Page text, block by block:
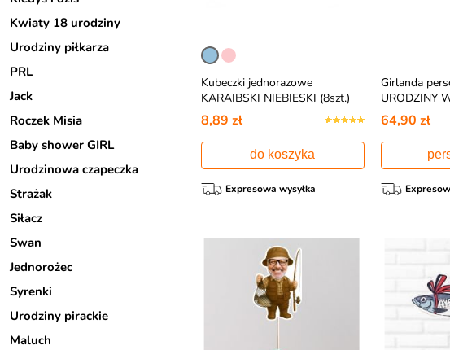
Kubeczki jednorazowe
KARAIBSKI NIEBIESKI (8szt.)
8,89 zł
do koszyka
Expresowa wysyłka
Girlanda
URODZINY
znaków
64,90 zł
Kwiaty 18 urodziny
Urodziny piłkarza
PRL
Jack
Roczek Misia
Baby shower GIRL
Urodzinowa czapeczka
Strażak
Siłacz
Swan
Jednorożec
Syrenki
Urodziny pirackie
Maluch